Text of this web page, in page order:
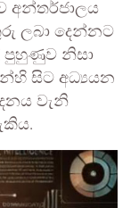
අන්තර්ජාලය
ලබා දෙන්නට
පුහුණුව නිසා
සිට අධ්‍යයන
වැනි